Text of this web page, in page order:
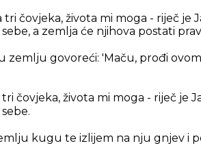
čovjeka, života mi moga - riječ je
a zemlja će njihova postati
zemlju govoreći: 'Maču, prođi
čovjeka, života mi moga - riječ je
kugu te izlijem na nju gnjev i